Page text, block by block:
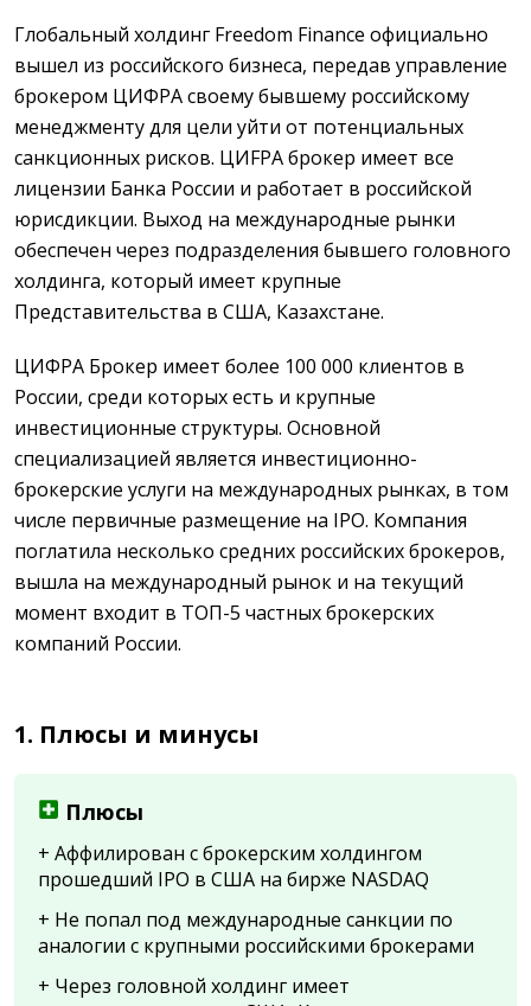
Глобальный холдинг Freedom Finance официально
вышел из российского бизнеса, передав управление
брокером ЦИФРА своему бывшему российскому
менеджменту для цели уйти от потенциальных
санкционных рисков. ЦИFРА брокер имеет все
лицензии Банка России и работает в российской
юрисдикции. Выход на международные рынки
обеспечен через подразделения бывшего головного
холдинга, который имеет крупные
Представительства в США, Казахстане.
ЦИФРА Брокер имеет более 100 000 клиентов в
России, среди которых есть и крупные
инвестиционные структуры. Основной
специализацией является инвестиционно-
брокерские услуги на международных рынках, в том
числе первичные размещение на IPO. Компания
поглатила несколько средних российских брокеров,
вышла на международный рынок и на текущий
момент входит в ТОП-5 частных брокерских
компаний России.
1. Плюсы и минусы
Плюсы
+ Аффилирован с брокерским холдингом
прошедший IPO в США на бирже NASDAQ
+ Не попал под международные санкции по
аналогии с крупными российскими брокерами
+ Через головной холдинг имеет